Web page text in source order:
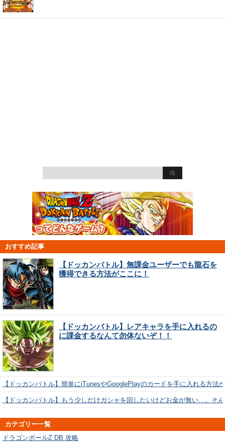
おすすめ記事
【ドッカンバトル】無課金ユーザーでも龍石を
獲得できる方法がここに！
【ドッカンバトル】レアキャラを手に入れるの
に課金するなんて勿体ないぞ！！
【ドッカンバトル】簡単にiTunesやGooglePlayのカードを手に入れる方法
【ドッカンバトル】もう少しだけガシャを回したいけどお金が無い…。そ
カテゴリー一覧
ドラゴンボールZ DB 攻略